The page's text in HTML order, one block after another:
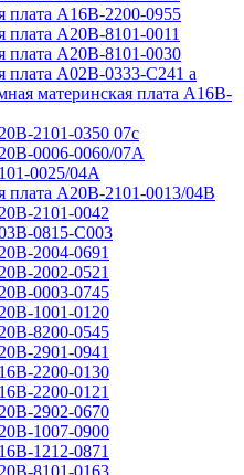
плата A16B-2200-0955
плата A20B-8101-0011
плата A20B-8101-0030
плата A02B-0333-C241 a
материнская плата A16B-
2101-0350 07c
0006-0060/07A
0025/04A
плата A20B-2101-0013/04B
2101-0042
0815-C003
2004-0691
2002-0521
0003-0745
1001-0120
8200-0545
2901-0941
2200-0130
2200-0121
2902-0670
1007-0900
1212-0871
8101-0163